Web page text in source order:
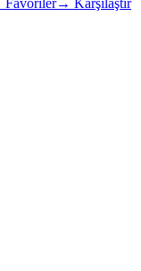
Favoriler→ Karşılaştır